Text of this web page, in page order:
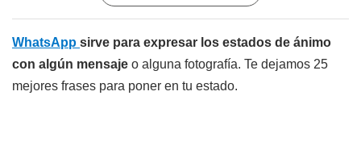
WhatsApp sirve para expresar los estados de ánimo
con algún mensaje o alguna fotografía. Te dejamos 25
mejores frases para poner en tu estado.